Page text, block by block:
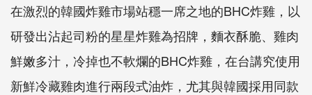
在激烈的韓國炸雞市場站穩一席之地的BHC炸雞， 以
研發出沾起司粉的星星炸雞為招牌，麵衣酥脆、雞肉
鮮嫩多汁， 冷掉也不軟爛的BHC炸雞， 在台講究使用
新鮮冷藏雞肉進行兩段式油炸， 尤其與韓國採用同款